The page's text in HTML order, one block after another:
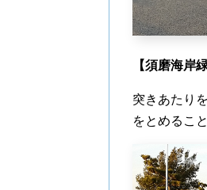
【須磨海岸
突きあたり
をとめるこ